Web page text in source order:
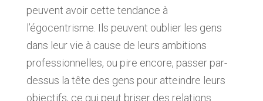
peuvent avoir cette tendance à
l’égocentrisme. Ils peuvent oublier les gens
dans leur vie à cause de leurs ambitions
professionnelles, ou pire encore, passer par-
dessus la tête des gens pour atteindre leurs
objectifs, ce qui peut briser des relations.